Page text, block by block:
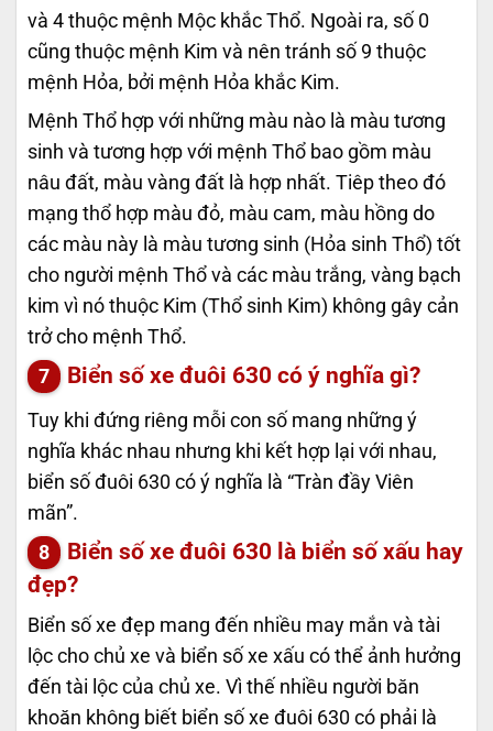
và 4 thuộc mệnh Mộc khắc Thổ. Ngoài ra, số 0
cũng thuộc mệnh Kim và nên tránh số 9 thuộc
mệnh Hỏa, bởi mệnh Hỏa khắc Kim.
Mệnh Thổ hợp với những màu nào là màu tương
sinh và tương hợp với mệnh Thổ bao gồm màu
nâu đất, màu vàng đất là hợp nhất. Tiêp theo đó
mạng thổ hợp màu đỏ, màu cam, màu hồng do
các màu này là màu tương sinh (Hỏa sinh Thổ) tốt
cho người mệnh Thổ và các màu trắng, vàng bạch
kim vì nó thuộc Kim (Thổ sinh Kim) không gây cản
trở cho mệnh Thổ.
Biển số xe đuôi 630 có ý nghĩa gì?
Tuy khi đứng riêng mỗi con số mang những ý
nghĩa khác nhau nhưng khi kết hợp lại với nhau,
biển số đuôi 630 có ý nghĩa là “Tràn đầy Viên
mãn”.
Biển số xe đuôi 630 là biển số xấu hay
đẹp?
Biển số xe đẹp mang đến nhiều may mắn và tài
lộc cho chủ xe và biển số xe xấu có thể ảnh hưởng
đến tài lộc của chủ xe. Vì thế nhiều người băn
khoăn không biết biển số xe đuôi 630 có phải là